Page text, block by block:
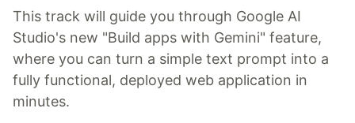
This track will guide you through Google AI
Studio's new "Build apps with Gemini" feature,
where you can turn a simple text prompt into a
fully functional, deployed web application in
minutes.